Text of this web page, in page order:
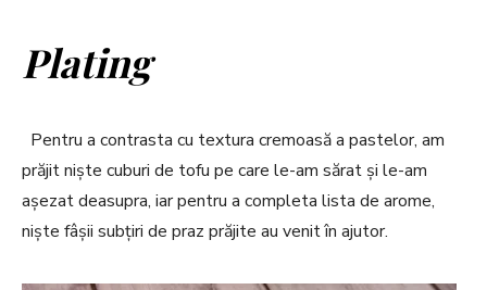
Plating
Pentru a contrasta cu textura cremoasă a pastelor, am
prăjit niște cuburi de tofu pe care le-am sărat și le-am
așezat deasupra, iar pentru a completa lista de arome,
niște fâșii subțiri de praz prăjite au venit în ajutor.